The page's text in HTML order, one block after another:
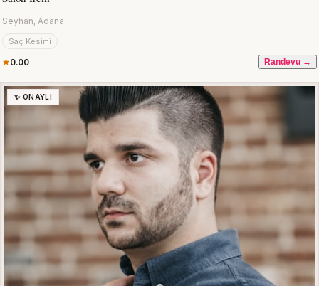
Seyhan, Adana
Saç Kesimi
0.00 Randevu →
✨ ONAYLI